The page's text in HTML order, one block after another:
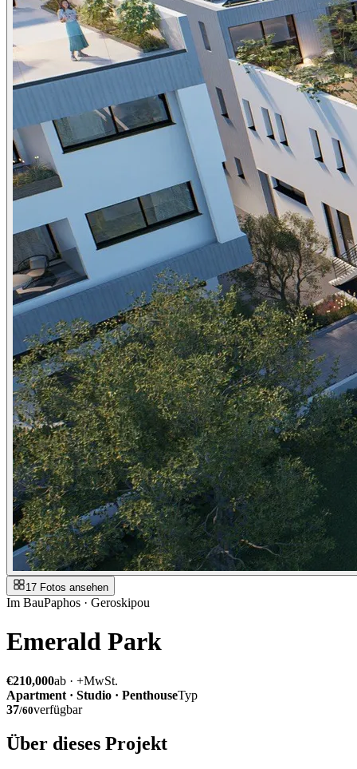
17 Fotos ansehen
Im BauPaphos · Geroskipou
Emerald Park
€210,000ab · +MwSt.
Apartment · Studio · PenthouseTyp
37/60verfügbar
Über dieses Projekt